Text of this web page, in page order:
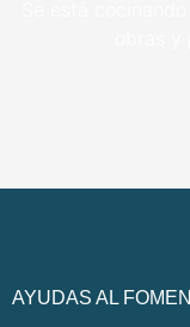
AYUDAS AL